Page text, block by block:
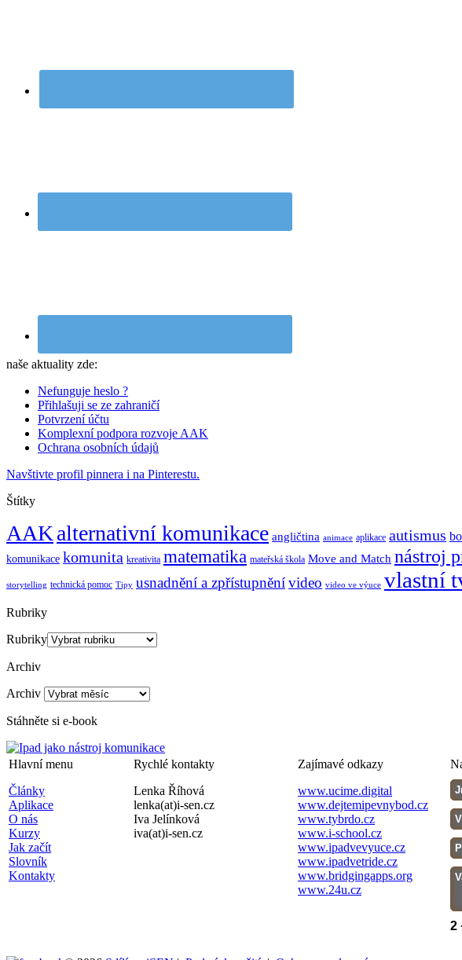
naše aktuality zde:
Nefunguje heslo ?
Přihlašuji se ze zahraničí
Potvrzení účtu
Komplexní podpora rozvoje AAK
Ochrana osobních údajů
Navštivte profil pinnera i na Pinterestu.
Štítky
AAKalternativní komunikace angličtina animace aplikace autismus
komunikace komunita kreativita matematika mateřská škola Move and Match nástroj
storytelling technická pomoc Tipy usnadnění a zpřístupněnívideo video ve výuce vlastní
Rubriky
Rubriky
Archiv
Archiv
Stáhněte si e-book
Hlavní menu
Články
Aplikace
O nás
Kurzy
Jak začít
Slovník
Kontakty
Rychlé kontakty
Lenka Říhová
lenka(at)i-sen.cz
Iva Jelínková
iva(at)i-sen.cz
Zajímavé odkazy
www.ucime.digital
www.dejtemipevnybod.cz
www.tybrdo.cz
www.i-school.cz
www.ipadvevyuce.cz
www.ipadvetride.cz
www.bridgingapps.org
www.24u.cz
2